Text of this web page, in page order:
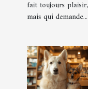
fait toujours plaisir,
mais qui demande...